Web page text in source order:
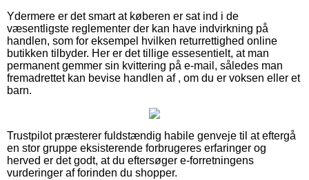
Ydermere er det smart at køberen er sat ind i de
væsentligste reglementer der kan have indvirkning på
handlen, som for eksempel hvilken returrettighed online
butikken tilbyder. Her er det tillige essesentielt, at man
permanent gemmer sin kvittering på e-mail, således man
fremadrettet kan bevise handlen af , om du er voksen eller et
barn.
Trustpilot præsterer fuldstændig habile genveje til at eftergå
en stor gruppe eksisterende forbrugeres erfaringer og
herved er det godt, at du eftersøger e-forretningens
vurderinger af forinden du shopper.